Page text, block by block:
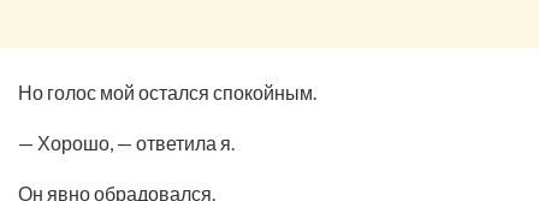
Но голос мой остался спокойным.
— Хорошо, — ответила я.
Он явно обрадовался.